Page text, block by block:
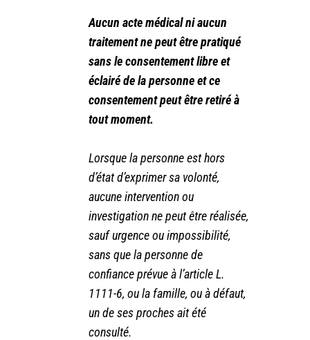
Aucun acte médical ni aucun
traitement ne peut être pratiqué
sans le consentement libre et
éclairé de la personne et ce
consentement peut être retiré à
tout moment.
Lorsque la personne est hors
d’état d’exprimer sa volonté,
aucune intervention ou
investigation ne peut être réalisée,
sauf urgence ou impossibilité,
sans que la personne de
confiance prévue à l’article L.
1111-6, ou la famille, ou à défaut,
un de ses proches ait été
consulté.